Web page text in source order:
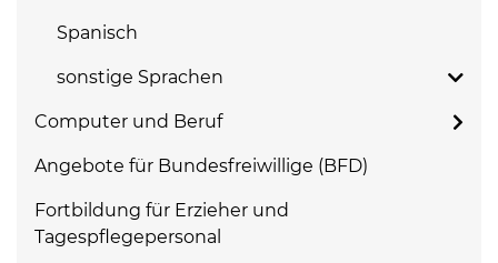
Spanisch
sonstige Sprachen
Computer und Beruf
Angebote für Bundesfreiwillige (BFD)
Fortbildung für Erzieher und
Tagespflegepersonal